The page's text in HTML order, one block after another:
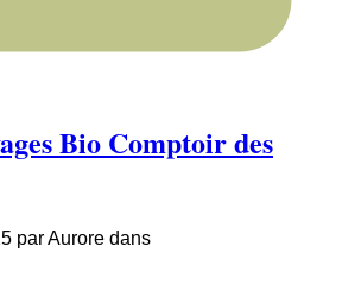
Bio Comptoir des
parAurore dans